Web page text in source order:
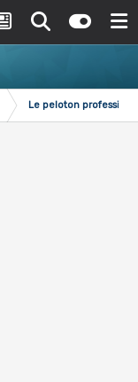
Le peloton